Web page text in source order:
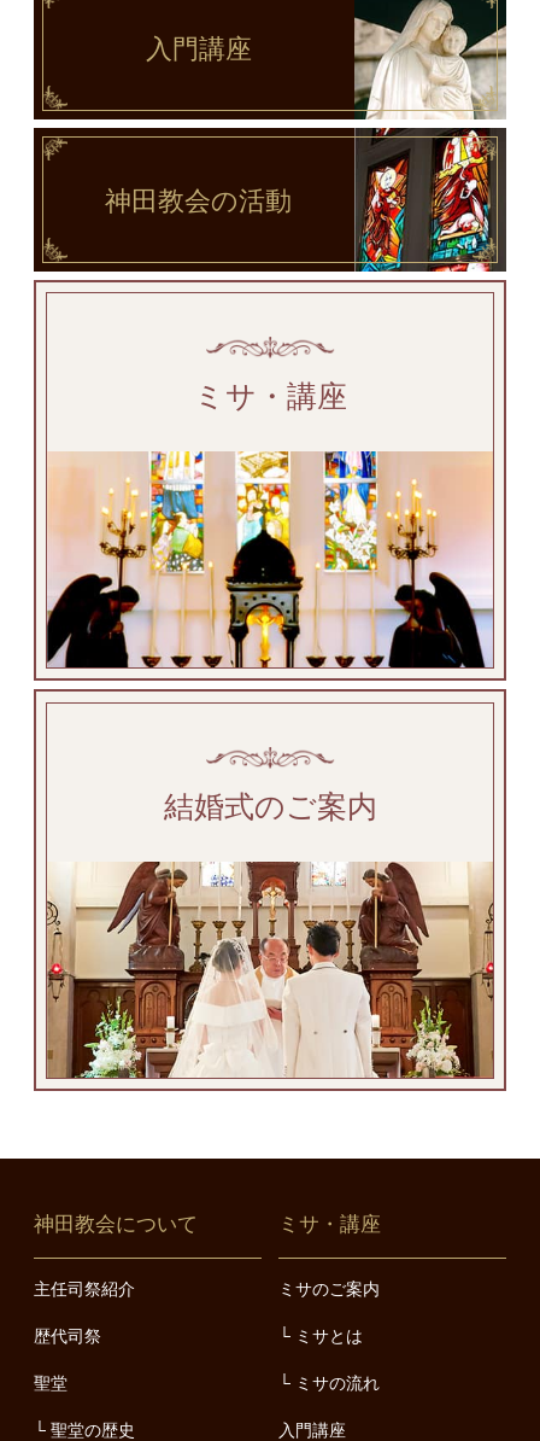
入門講座
神田教会の活動
ミサ・講座
結婚式のご案内
神田教会について
主任司祭紹介
歴代司祭
聖堂
聖堂の歴史
ミサ・講座
ミサのご案内
ミサとは
ミサの流れ
入門講座